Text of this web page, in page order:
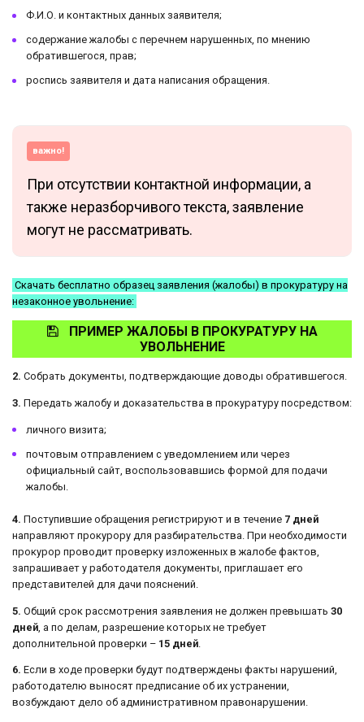
Ф.И.О. и контактных данных заявителя;
содержание жалобы с перечнем нарушенных, по мнению
обратившегося, прав;
роспись заявителя и дата написания обращения.
важно!
При отсутствии контактной информации, а
также неразборчивого текста, заявление
могут не рассматривать.
Скачать бесплатно образец заявления (жалобы) в прокуратуру на
незаконное увольнение:
ПРИМЕР ЖАЛОБЫ В ПРОКУРАТУРУ НА
УВОЛЬНЕНИЕ
2. Собрать документы, подтверждающие доводы обратившегося.
3. Передать жалобу и доказательства в прокуратуру посредством:
личного визита;
почтовым отправлением с уведомлением или через
официальный сайт, воспользовавшись формой для подачи
жалобы.
4. Поступившие обращения регистрируют и в течение 7 дней
направляют прокурору для разбирательства. При необходимости
прокурор проводит проверку изложенных в жалобе фактов,
запрашивает у работодателя документы, приглашает его
представителей для дачи пояснений.
5. Общий срок рассмотрения заявления не должен превышать 30
дней , а по делам, разрешение которых не требует
дополнительной проверки – 15 дней
6. Если в ходе проверки будут подтверждены факты нарушений,
работодателю выносят предписание об их устранении,
возбуждают дело об административном правонарушении.